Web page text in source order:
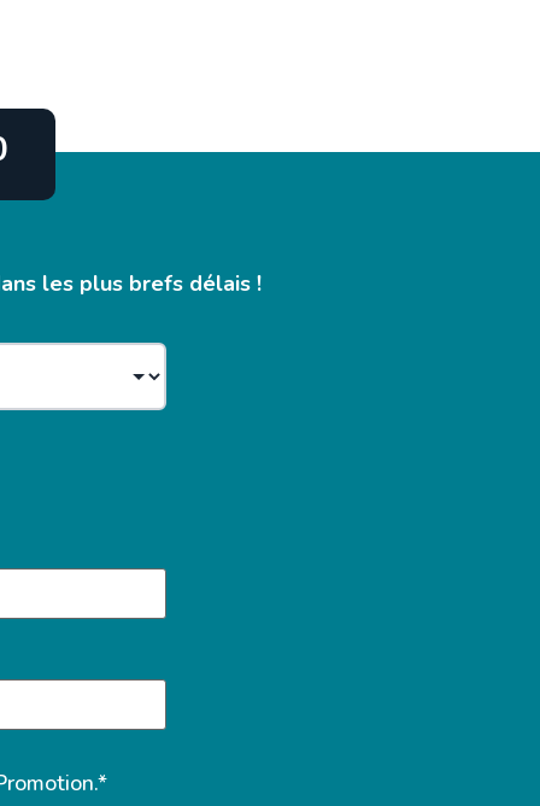
les plus brefs délais !